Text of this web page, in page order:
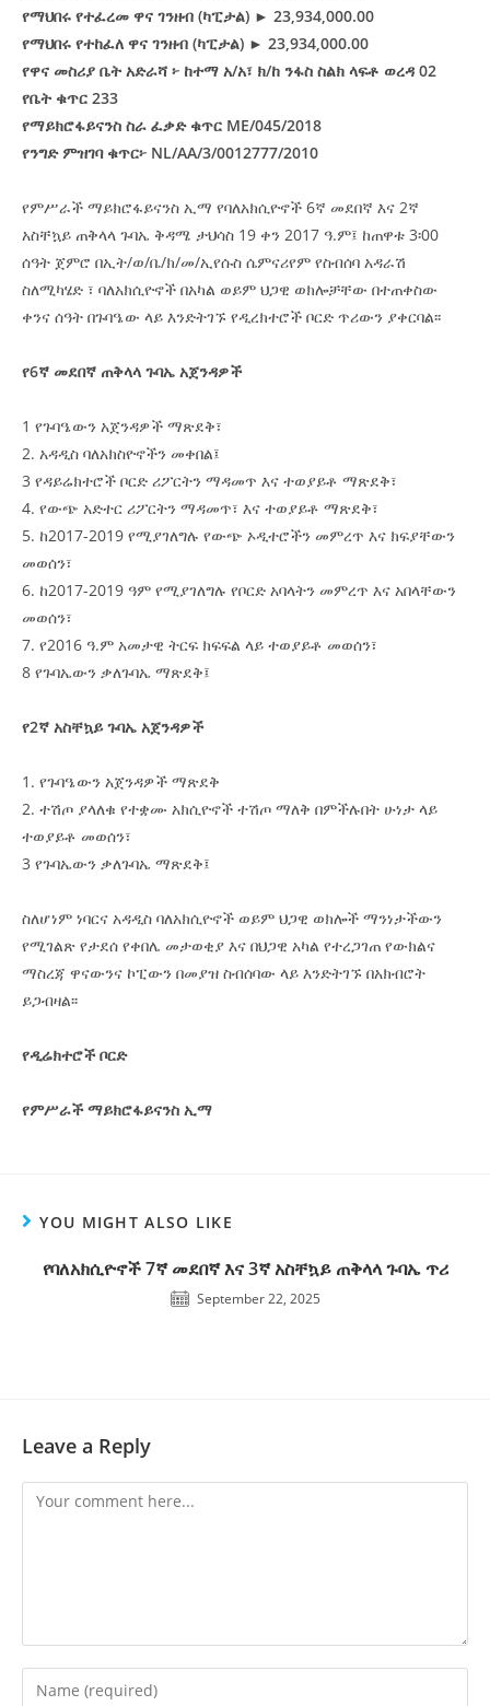
የማህበሩ የተፈረመ ዋና ገንዘብ (ካፒታል) ► 23,934,000.00
የማህበሩ የተከፈለ ዋና ገንዘብ (ካፒታል) ► 23,934,000.00
የዋና መስሪያ ቤት አድራሻ ፦ ከተማ አ/አ፣ ክ/ከ ንፋስ ስልክ ላፍቶ ወረዳ 02
የቤት ቁጥር 233
የማይክሮፋይናንስ ስራ ፈቃድ ቁጥር ME/045/2018
የንግድ ምዝገባ ቁጥር፦ NL/AA/3/0012777/2010
የምሥራች ማይክሮፋይናንስ ኢማ የባለአክሲዮኖች 6ኛ መደበኛ እና 2ኛ
አስቸኳይ ጠቅላላ ጉባኤ ቅዳሜ ታህሳስ 19 ቀን 2017 ዓ.ም፤ ከጠዋቱ 3፡00
ሰዓት ጀምሮ በኢት/ወ/ቤ/ክ/መ/ኢየሱስ ሴምናሪየም የስብሰባ አዳራሽ
ስለሚካሄድ ፣ ባለአክሲዮኖች በአካል ወይም ህጋዊ ወክሎቻቸው በተጠቀስው
ቀንና ሰዓት በጉባዔው ላይ እንድትገኙ የዲረክተሮች ቦርድ ጥሪውን ያቀርባል፡፡
የ6ኛ መደበኛ ጠቅላላ ጉባኤ አጀንዳዎች
1 የጉባዔውን አጀንዳዎች ማጽደቅ፣
2. አዳዲስ ባለአክስዮኖችን መቀበል፤
3 የዳይሬክተሮች ቦርድ ሪፖርትን ማዳመጥ እና ተወያይቶ ማጽደቅ፣
4. የውጭ አድተር ሪፖርትን ማዳመጥ፣ እና ተወያይቶ ማጽደቅ፣
5. ከ2017-2019 የሚያገለግሉ የውጭ ኦዲተሮችን መምረጥ እና ክፍያቸውን
መወሰን፣
6. ከ2017-2019 ዓም የሚያገለግሉ የቦርድ አባላትን መምረጥ እና አበላቸውን
መወሰን፣
7. የ2016 ዓ.ም አመታዊ ትርፍ ክፍፍል ላይ ተወያይቶ መወሰን፣
8 የጉባኤውን ቃለጉባኤ ማጽደቅ፤
የ2ኛ አስቸኳይ ጉባኤ አጀንዳዎች
1. የጉባዔውን አጀንዳዎች ማጽደቅ
2. ተሽጦ ያላለቁ የተቋሙ አክሲዮኖች ተሽጦ ማለቅ በምችሉበት ሁነታ ላይ
ተወያይቶ መወሰን፣
3 የጉባኤውን ቃለጉባኤ ማጽደቅ፤
ስለሆነም ነባርና አዳዲስ ባለአክሲዮኖች ወይም ህጋዊ ወክሎች ማንነታችውን
የሚገልጽ የታደሰ የቀበሌ መታወቂያ እና በህጋዊ አካል የተረጋገጠ የውክልና
ማስረጃ ዋናውንና ኮፒውን በመያዝ ስብሰባው ላይ እንድትገኙ በአክብሮት
ይጋብዛል፡፡
የዲሬክተሮች ቦርድ
የምሥራች ማይክሮፋይናንስ ኢማ
YOU MIGHT ALSO LIKE
የባለአክሲዮኖች 7ኛ መደበኛ እና 3ኛ አስቸኳይ ጠቅላላ ጉባኤ ጥሪ
September 22, 2025
Leave a Reply